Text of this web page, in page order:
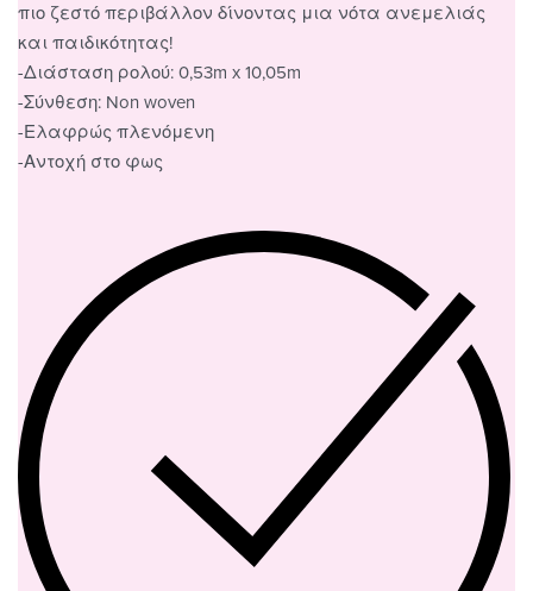
πιο ζεστό περιβάλλον δίνοντας μια νότα ανεμελιάς
και παιδικότητας!
-Διάσταση ρολού: 0,53m x 10,05m
-Σύνθεση: Non woven
-Ελαφρώς πλενόμενη
-Αντοχή στο φως